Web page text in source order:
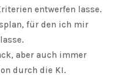
entwerfen lasse.
für den ich mir
aber auch immer
durch die KI.